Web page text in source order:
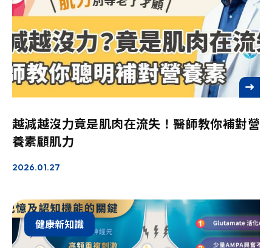
See more
越減越沒力竟是肌肉在流失！醫師教你補對營
養素顧肌力
2026.01.27
健康新知識